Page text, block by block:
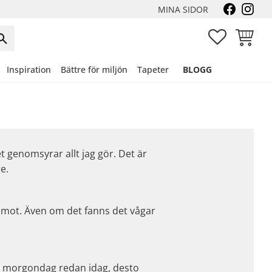
MINA SIDOR
FAVORITER
Inspiration Bättre för miljön Tapeter BLOGG
genomsyrar allt jag gör. Det är
Även om det fanns det vågar
redan idag, desto